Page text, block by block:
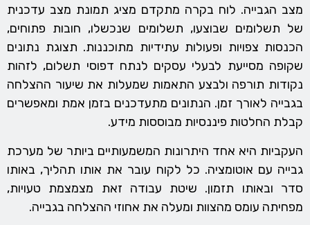
מצב הגבייה. לוח בקרה מתקדם מציג תמונת מצב עדכנית
של תשלומים שבוצעו, תשלומים שנכשלו, חובות פתוחים,
הכנסות צפויות ופעולות עתידיות מתוכננות. תצוגת נתונים
שקופה מסייעת לבעלי עסקים לנתח דפוסי תשלום, לזהות
נקודות תורפה ולבצע התאמות שמעלות את שיעור ההצלחה
בגבייה לאורך זמן. הנתונים מתעדכנים בזמן אמת ומאפשרים
קבלת החלטות פיננסיות מבוססות מידע.
העקביות היא אחד היתרונות המשמעותיים ביותר של מערכת
גבייה עם אוטומציה. כל לקוח עובר את אותו תהליך, באותו
סדר ובאותו תזמון. שיטת עבודה זאת מצמצמת טעויות,
מפחיתה עומס מהצוות ומעלה את אחוזי ההצלחה בגבייה.